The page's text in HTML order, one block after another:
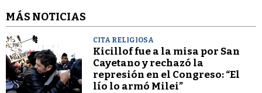
MÁS NOTICIAS
CITA RELIGIOSA
Kicillof fue a la misa por San
Cayetano y rechazó la
represión en el Congreso: “El
lío lo armó Milei”